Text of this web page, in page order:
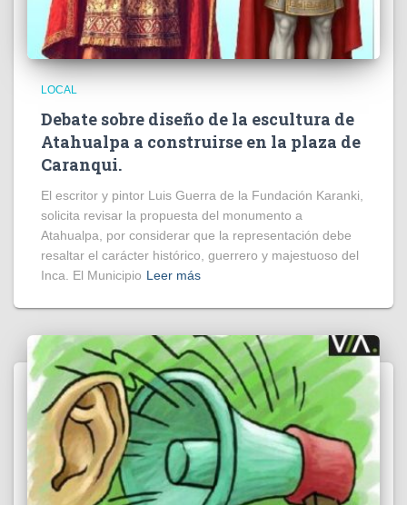
LOCAL
Debate sobre diseño de la escultura de
Atahualpa a construirse en la plaza de
Caranqui.
El escritor y pintor Luis Guerra de la Fundación Karanki,
solicita revisar la propuesta del monumento a
Atahualpa, por considerar que la representación debe
resaltar el carácter histórico, guerrero y majestuoso del
Inca. El Municipio Leer más